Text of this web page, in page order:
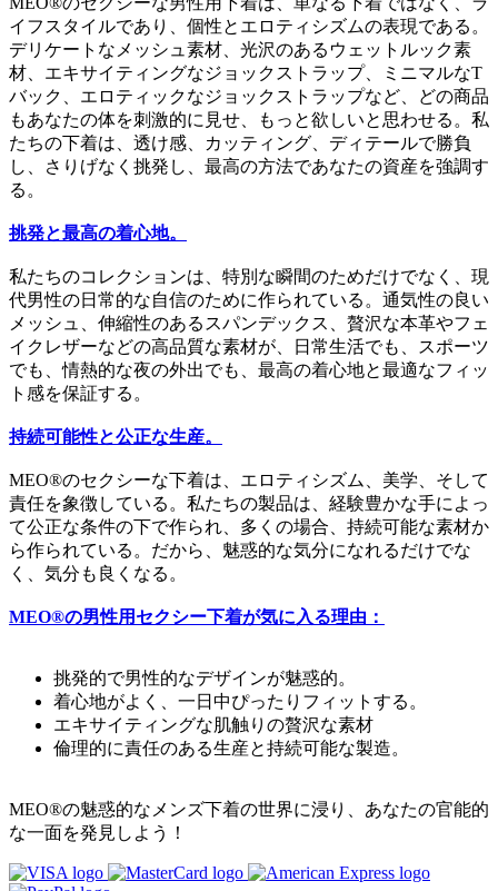
イフスタイルであり、個性とエロティシズムの表現である。
デリケートなメッシュ素材、光沢のあるウェットルック素
材、エキサイティングなジョックストラップ、ミニマルなT
バック、エロティックなジョックストラップなど、どの商品
もあなたの体を刺激的に見せ、もっと欲しいと思わせる。私
たちの下着は、透け感、カッティング、ディテールで勝負
し、さりげなく挑発し、最高の方法であなたの資産を強調す
る。
挑発と最高の着心地。
私たちのコレクションは、特別な瞬間のためだけでなく、現
代男性の日常的な自信のために作られている。通気性の良い
メッシュ、伸縮性のあるスパンデックス、贅沢な本革やフェ
イクレザーなどの高品質な素材が、日常生活でも、スポーツ
でも、情熱的な夜の外出でも、最高の着心地と最適なフィッ
ト感を保証する。
持続可能性と公正な生産。
MEO®のセクシーな下着は、エロティシズム、美学、そして
責任を象徴している。私たちの製品は、経験豊かな手によっ
て公正な条件の下で作られ、多くの場合、持続可能な素材か
ら作られている。だから、魅惑的な気分になれるだけでな
く、気分も良くなる。
MEO®の男性用セクシー下着が気に入る理由：
挑発的で男性的なデザインが魅惑的。
着心地がよく、一日中ぴったりフィットする。
エキサイティングな肌触りの贅沢な素材
倫理的に責任のある生産と持続可能な製造。
MEO®の魅惑的なメンズ下着の世界に浸り、あなたの官能的
な一面を発見しよう！